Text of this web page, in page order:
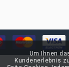
Um Ihnen
Kundenerlebnis